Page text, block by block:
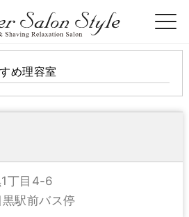
め理容室
丁目4-6
駅前バス停